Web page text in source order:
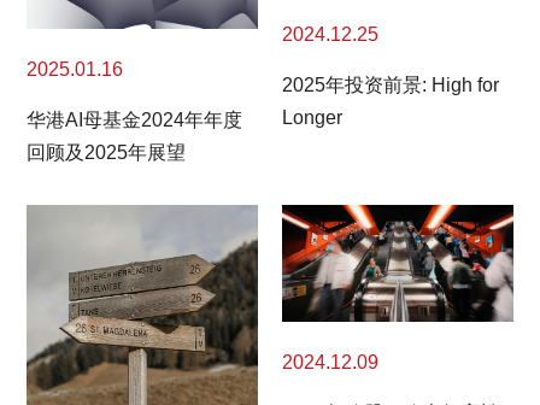
2025.01.16
华港AI母基金2024年年度
回顾及2025年展望
2024.12.25
2025年投资前景: High for
Longer
2024.12.09